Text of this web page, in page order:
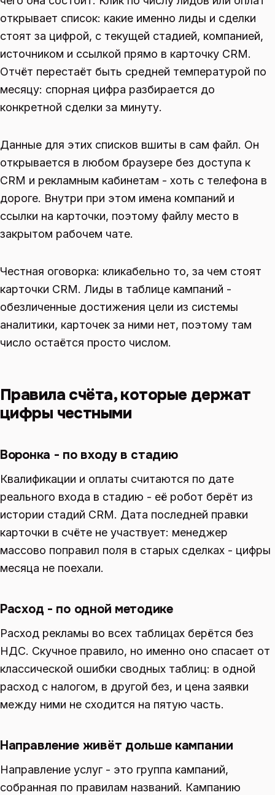
открывает список: какие именно лиды и сделки
стоят за цифрой, с текущей стадией, компанией,
источником и ссылкой прямо в карточку CRM.
Отчёт перестаёт быть средней температурой по
месяцу: спорная цифра разбирается до
конкретной сделки за минуту.
Данные для этих списков вшиты в сам файл. Он
открывается в любом браузере без доступа к
CRM и рекламным кабинетам - хоть с телефона в
дороге. Внутри при этом имена компаний и
ссылки на карточки, поэтому файлу место в
закрытом рабочем чате.
Честная оговорка: кликабельно то, за чем стоят
карточки CRM. Лиды в таблице кампаний -
обезличенные достижения цели из системы
аналитики, карточек за ними нет, поэтому там
число остаётся просто числом.
Правила счёта, которые держат
цифры честными
Воронка - по входу в стадию
Квалификации и оплаты считаются по дате
реального входа в стадию - её робот берёт из
истории стадий CRM. Дата последней правки
карточки в счёте не участвует: менеджер
массово поправил поля в старых сделках - цифры
месяца не поехали.
Расход - по одной методике
Расход рекламы во всех таблицах берётся без
НДС. Скучное правило, но именно оно спасает от
классической ошибки сводных таблиц: в одной
расход с налогом, в другой без, и цена заявки
между ними не сходится на пятую часть.
Направление живёт дольше кампании
Направление услуг - это группа кампаний,
собранная по правилам названий. Кампанию